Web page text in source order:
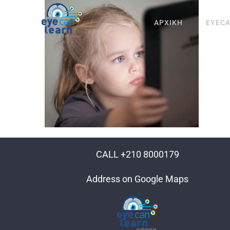
ΑΡΧΙΚΗ
CALL +210 8000179
Address on Google Maps